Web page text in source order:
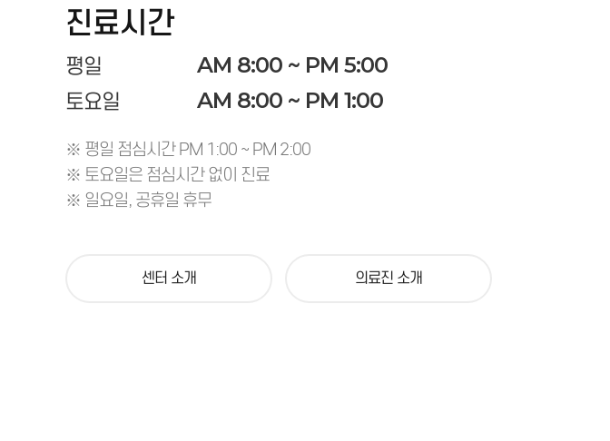
진료시간
평일
AM 8:00 ~ PM 5:00
토요일
AM 8:00 ~ PM 1:00
※ 평일 점심시간 PM 1:00 ~ PM 2:00
※ 토요일은 점심시간 없이 진료
※ 일요일, 공휴일 휴무
센터 소개 의료진 소개